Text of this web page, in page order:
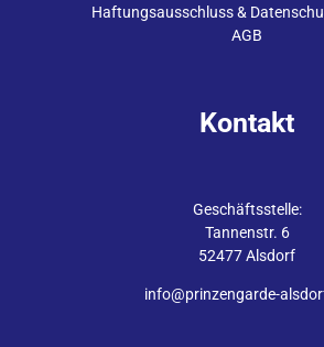
Haftungsausschluss &
AGB
Kontakt
Geschäftsstelle:
Tannenstr. 6
52477 Alsdorf
info@prinzengarde-